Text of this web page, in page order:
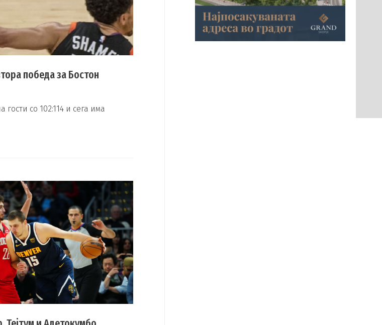
победа за Бостон
со 102:114 и сега има